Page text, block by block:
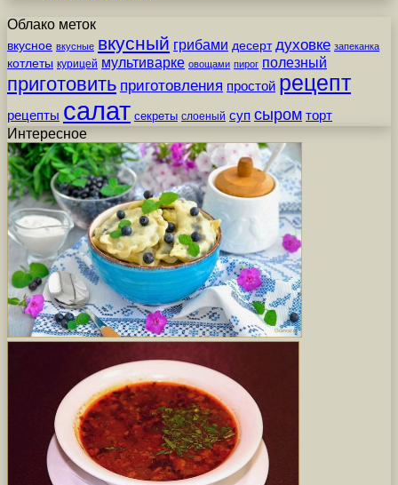
Облако меток
вкусное вкусные вкусный грибами десерт духовке запеканка
котлеты курицей мультиварке овощами пирог полезный
приготовить приготовления простой рецепт
рецепты салат секреты слоеный суп сыром торт
Интересное